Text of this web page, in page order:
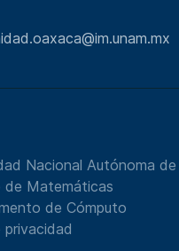
Nacional Autónoma
Matemáticas
de Cómputo
privacidad